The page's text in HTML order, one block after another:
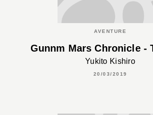
AVENTURE
Gunnm Mars Chronicle -
Yukito Kishiro
20/03/2019